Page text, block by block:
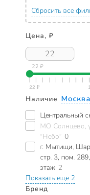
Сбросить все
Цена, ₽
22 ₽
Наличие Москва
Центральный
МО Солнцево,
"Небо" 0
г. Мытищи,
стр. 3, пом.
этаж 2
Показать еще 2
Бренд